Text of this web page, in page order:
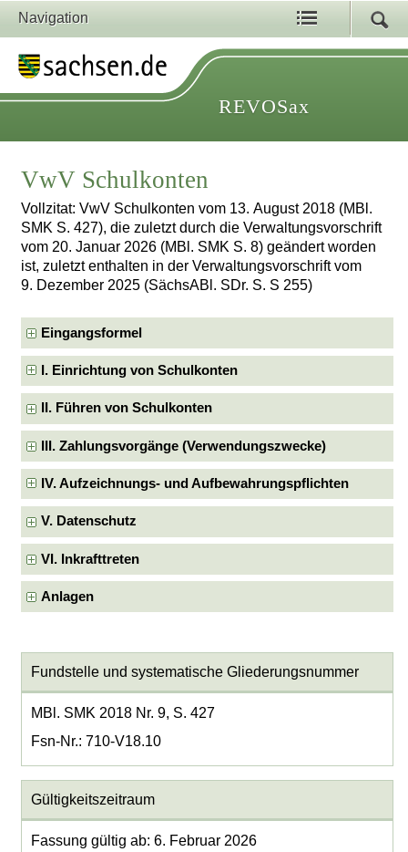
Navigation
REVOSax
VwV Schulkonten
Vollzitat: VwV Schulkonten vom 13. August 2018 (MBl.
SMK S. 427), die zuletzt durch die Verwaltungsvorschrift
vom 20. Januar 2026 (MBl. SMK S. 8) geändert worden
ist, zuletzt enthalten in der Verwaltungsvorschrift vom
9. Dezember 2025 (SächsABl. SDr. S. S 255)
Eingangsformel
I. Einrichtung von Schulkonten
II. Führen von Schulkonten
III. Zahlungsvorgänge (Verwendungszwecke)
IV. Aufzeichnungs- und Aufbewahrungspflichten
V. Datenschutz
VI. Inkrafttreten
Anlagen
Fundstelle und systematische Gliederungsnummer
MBl. SMK 2018 Nr. 9, S. 427
Fsn-Nr.: 710-V18.10
Gültigkeitszeitraum
Fassung gültig ab: 6. Februar 2026